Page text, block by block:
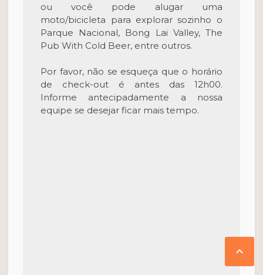
ou você pode alugar uma
moto/bicicleta para explorar sozinho o
Parque Nacional, Bong Lai Valley, The
Pub With Cold Beer, entre outros.
Por favor, não se esqueça que o horário
de check-out é antes das 12h00.
Informe antecipadamente a nossa
equipe se desejar ficar mais tempo.
